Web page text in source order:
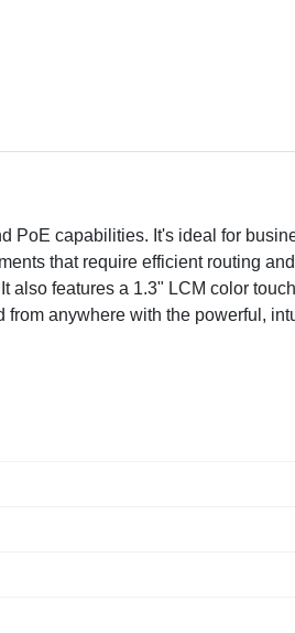
PoE capabilities. It's ideal for
that require efficient routing
also features a 1.3" LCM color
anywhere with the powerful,